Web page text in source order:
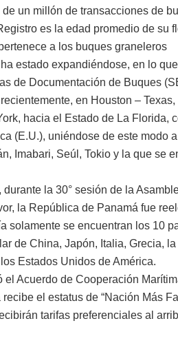
un millón de transacciones de
es la edad promedio de su
a los buques graneleros
estado expandiéndose, en lo
de Documentación de Buques
en Houston –
hacia el Estado de La Florida,
(E.U.), uniéndose de este modo
Imabari, Seúl, Tokio y la que se
la 30° sesión de la
la República de Panamá fue
solamente se encuentran los 10
de China, Japón, Italia, Grecia,
Estados Unidos de América.
el Acuerdo de Cooperación
el estatus de “Nación Más
tarifas preferenciales al